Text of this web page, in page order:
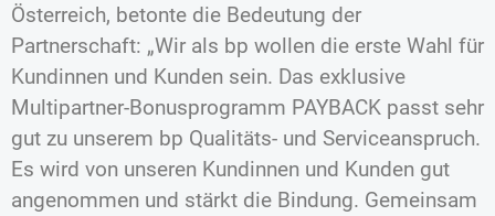
Österreich, betonte die Bedeutung der
Partnerschaft: „Wir als bp wollen die erste Wahl für
Kundinnen und Kunden sein. Das exklusive
Multipartner-Bonusprogramm PAYBACK passt sehr
gut zu unserem bp Qualitäts- und Serviceanspruch.
Es wird von unseren Kundinnen und Kunden gut
angenommen und stärkt die Bindung. Gemeinsam